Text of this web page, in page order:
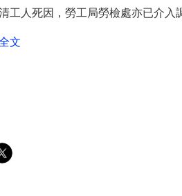
工人死因，勞工局勞檢處亦已介入
文